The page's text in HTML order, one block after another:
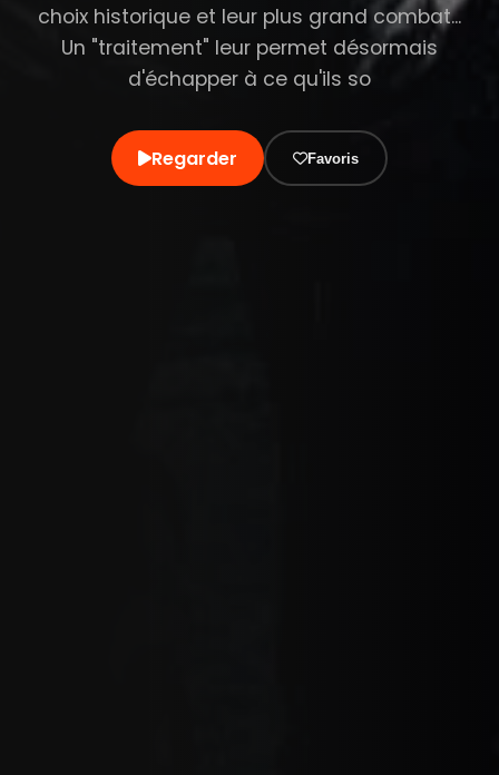
choix historique et leur plus grand combat...
Un "traitement" leur permet désormais
d'échapper à ce qu'ils so
Regarder Favoris